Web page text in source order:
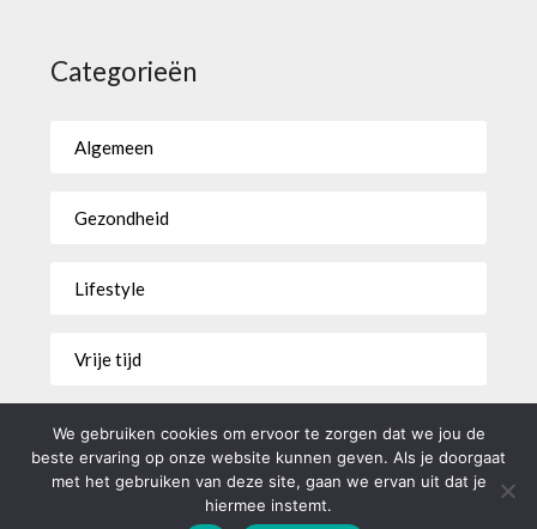
Categorieën
Algemeen
Gezondheid
Lifestyle
Vrije tijd
Wonen
©2026 Erfgoed Zuidwest| WordPress Theme by
We gebruiken cookies om ervoor te zorgen dat we jou de
beste ervaring op onze website kunnen geven. Als je doorgaat
met het gebruiken van deze site, gaan we ervan uit dat je
hiermee instemt.